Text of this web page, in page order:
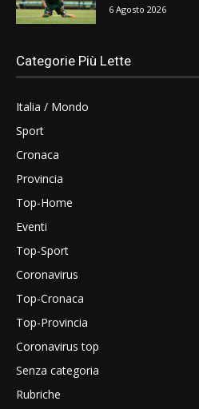
6 Agosto 2026
Categorie Più Lette
Italia / Mondo
Sport
Cronaca
Provincia
Top-Home
Eventi
Top-Sport
Coronavirus
Top-Cronaca
Top-Provincia
Coronavirus top
Senza categoria
Rubriche